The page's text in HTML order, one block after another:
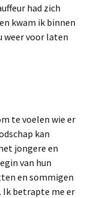
had zich
kwam ik binnen
weer voor laten
te voelen wie er
kan
jongere en
van hun
en sommigen
Ik betrapte me er